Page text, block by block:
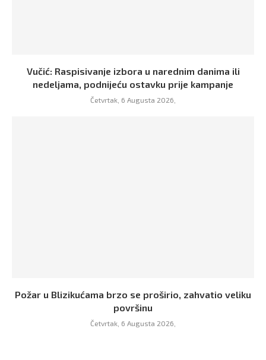
Vučić: Raspisivanje izbora u narednim danima ili
nedeljama, podnijeću ostavku prije kampanje
Četvrtak, 6 Augusta 2026,
Požar u Blizikućama brzo se proširio, zahvatio veliku
površinu
Četvrtak, 6 Augusta 2026,